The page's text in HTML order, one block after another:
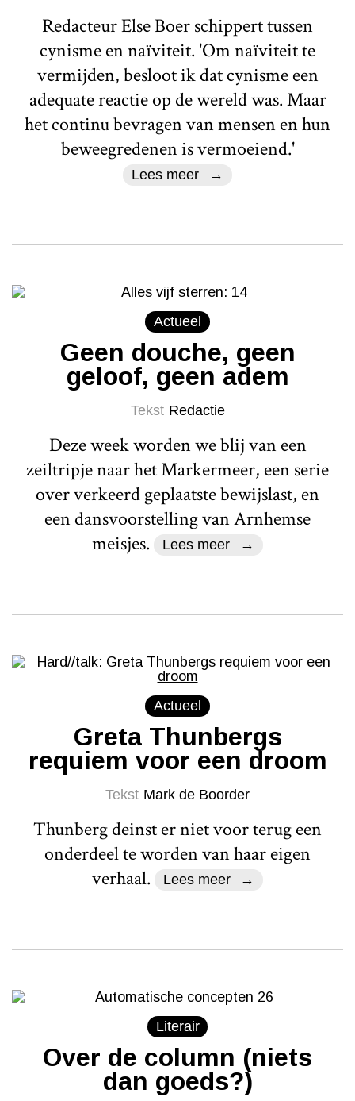
Redacteur Else Boer schippert tussen
cynisme en naïviteit. 'Om naïviteit te
vermijden, besloot ik dat cynisme een
adequate reactie op de wereld was. Maar
het continu bevragen van mensen en hun
beweegredenen is vermoeiend.'
Lees meer
Actueel
Geen douche, geen
geloof, geen adem
Tekst Redactie
Deze week worden we blij van een
zeiltripje naar het Markermeer, een serie
over verkeerd geplaatste bewijslast, en
een dansvoorstelling van Arnhemse
meisjes.
Lees meer
Actueel
Greta Thunbergs
requiem voor een droom
Tekst Mark de Boorder
Thunberg deinst er niet voor terug een
onderdeel te worden van haar eigen
verhaal.
Lees meer
Literair
Over de column (niets
dan goeds?)